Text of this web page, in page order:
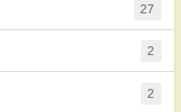
27
2
2